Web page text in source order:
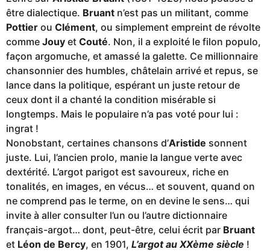
être dialectique. Bruant n’est pas un militant, comme
Pottier ou Clément, ou simplement empreint de révolte
comme Jouy et Couté. Non, il a exploité le filon populo,
façon argomuche, et amassé la galette. Ce millionnaire
chansonnier des humbles, châtelain arrivé et repus, se
lance dans la politique, espérant un juste retour de
ceux dont il a chanté la condition misérable si
longtemps. Mais le populaire n’a pas voté pour lui :
ingrat !
Nonobstant, certaines chansons d’Aristide sonnent
juste. Lui, l’ancien prolo, manie la langue verte avec
dextérité. L’argot parigot est savoureux, riche en
tonalités, en images, en vécus… et souvent, quand on
ne comprend pas le terme, on en devine le sens… qui
invite à aller consulter l’un ou l’autre dictionnaire
français-argot… dont, peut-être, celui écrit par Bruant
et Léon de Bercy, en 1901, L’argot au XXème siècle !